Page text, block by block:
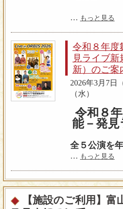
る歌やダンス
栃木「蔵の街
ク音楽祭、北
音楽祭、はら
連の音楽祭へ
Jongleursー中
をコジマ録音
♪プロフィール
★ 名倉亜矢
歌、ゴシック
ニューイング
トン）声楽科
業。中世から
中心に、「カ
アカデミー・
アード」等古
・J.S.バッハ
巻｣ 第１曲よ
・A.ロゼッテ
・L.シュポア
「私はい
なかに」の主
♪現代ハープで
・C.ドビュッ
スク組曲より～
・B.ブリテン
品83
※プログラム
… もっと見る
令和８年度
見ライブ
新）のご案
2026年3月7日
（水）
令和８
能－発
全５公演を
ステージか
１
… もっと見る
【施設のご利用】富